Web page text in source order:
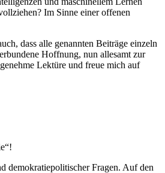
Im Sinne einer offenen
dass alle genannten Beiträge einzeln
Hoffnung, nun allesamt zur
Lektüre und freue mich auf
demokratiepolitischer Fragen. Auf den